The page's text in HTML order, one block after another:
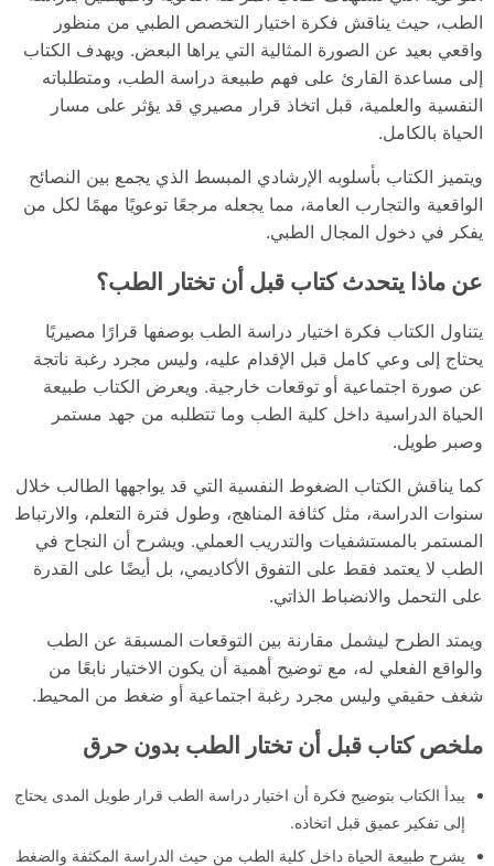
الطب، حيث يناقش فكرة اختيار التخصص الطبي من منظور
واقعي بعيد عن الصورة المثالية التي يراها البعض. ويهدف الكتاب
إلى مساعدة القارئ على فهم طبيعة دراسة الطب، ومتطلباته
النفسية والعلمية، قبل اتخاذ قرار مصيري قد يؤثر على مسار
الحياة بالكامل.
ويتميز الكتاب بأسلوبه الإرشادي المبسط الذي يجمع بين النصائح
الواقعية والتجارب العامة، مما يجعله مرجعًا توعويًا مهمًا لكل من
يفكر في دخول المجال الطبي.
عن ماذا يتحدث كتاب قبل أن تختار الطب؟
يتناول الكتاب فكرة اختيار دراسة الطب بوصفها قرارًا مصيريًا
يحتاج إلى وعي كامل قبل الإقدام عليه، وليس مجرد رغبة ناتجة
عن صورة اجتماعية أو توقعات خارجية. ويعرض الكتاب طبيعة
الحياة الدراسية داخل كلية الطب وما تتطلبه من جهد مستمر
وصبر طويل.
كما يناقش الكتاب الضغوط النفسية التي قد يواجهها الطالب خلال
سنوات الدراسة، مثل كثافة المناهج، وطول فترة التعلم، والارتباط
المستمر بالمستشفيات والتدريب العملي. ويشرح أن النجاح في
الطب لا يعتمد فقط على التفوق الأكاديمي، بل أيضًا على القدرة
على التحمل والانضباط الذاتي.
ويمتد الطرح ليشمل مقارنة بين التوقعات المسبقة عن الطب
والواقع الفعلي له، مع توضيح أهمية أن يكون الاختيار نابعًا من
شغف حقيقي وليس مجرد رغبة اجتماعية أو ضغط من المحيط.
ملخص كتاب قبل أن تختار الطب بدون حرق
يبدأ الكتاب بتوضيح فكرة أن اختيار دراسة الطب قرار طويل المدى يحتاج
إلى تفكير عميق قبل اتخاذه.
يشرح طبيعة الحياة داخل كلية الطب من حيث الدراسة المكثفة والضغط